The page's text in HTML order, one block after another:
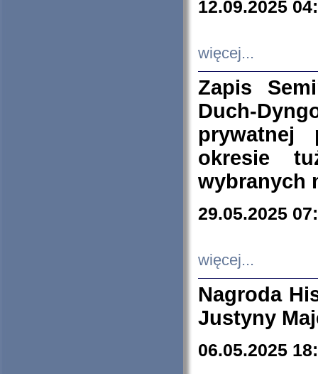
12.09.2025
więcej...
Zapis
Duch-
prywatnej
okresie
wybranych
29.05.2025
więcej...
Nagroda
Justyny
06.05.2025